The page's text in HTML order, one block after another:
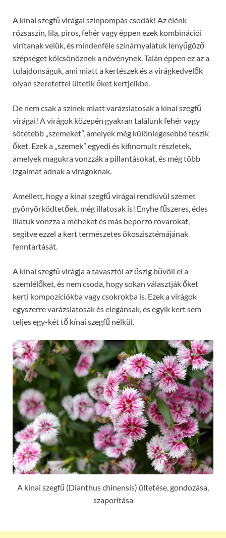
A kínai szegfű virágai színpompás csodák! Az élénk
rózsaszín, lila, piros, fehér vagy éppen ezek kombinációi
virítanak velük, és mindenféle színárnyalatuk lenyűgöző
szépséget kölcsönöznek a növénynek. Talán éppen ez az a
tulajdonságuk, ami miatt a kertészek és a virágkedvelők
olyan szeretettel ültetik őket kertjeikbe.
De nem csak a színek miatt varázslatosak a kínai szegfű
virágai! A virágok közepén gyakran találunk fehér vagy
sötétebb „szemeket”, amelyek még különlegesebbé teszik
őket. Ezek a „szemek” egyedi és kifinomult részletek,
amelyek magukra vonzzák a pillantásokat, és még több
izgalmat adnak a virágoknak.
Amellett, hogy a kínai szegfű virágai rendkívül szemet
gyönyörködtetőek, még illatosak is! Enyhe fűszeres, édes
illatuk vonzza a méheket és más beporzó rovarokat,
segítve ezzel a kert természetes ökoszisztémájának
fenntartását.
A kínai szegfű virágja a tavasztól az őszig bűvöli el a
szemlélőket, és nem csoda, hogy sokan választják őket
kerti kompozíciókba vagy csokrokba is. Ezek a virágok
egyszerre varázslatosak és elegánsak, és egyik kert sem
teljes egy-két tő kínai szegfű nélkül.
A kínai szegfű (Dianthus chinensis) ültetése, gondozása,
szaporítása